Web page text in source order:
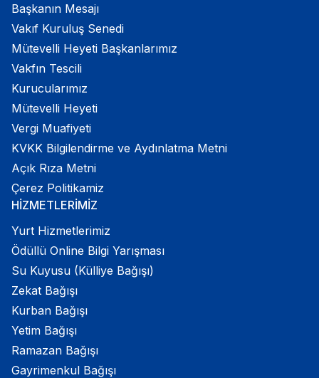
Başkanın Mesajı
Vakıf Kuruluş Senedi
Mütevelli Heyeti Başkanlarımız
Vakfın Tescili
Kurucularımız
Mütevelli Heyeti
Vergi Muafiyeti
KVKK Bilgilendirme ve Aydınlatma Metni
Açık Rıza Metni
Çerez Politikamiz
HİZMETLERİMİZ
Yurt Hizmetlerimiz
Ödüllü Online Bilgi Yarışması
Su Kuyusu (Külliye Bağışı)
Zekat Bağışı
Kurban Bağışı
Yetim Bağışı
Ramazan Bağışı
Gayrimenkul Bağışı